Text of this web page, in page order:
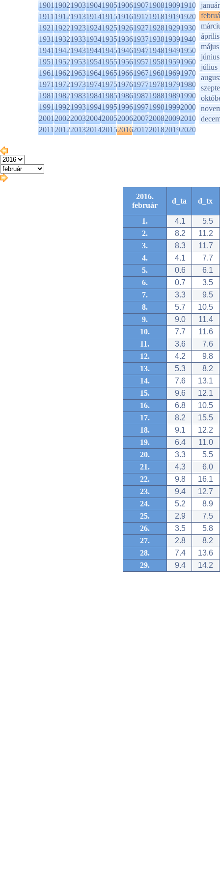
1901190219031904190519061907190819091910
1911191219131914191519161917191819191920
1921192219231924192519261927192819291930
1931193219331934193519361937193819391940
1941194219431944194519461947194819491950
1951195219531954195519561957195819591960
1961196219631964196519661967196819691970
1971197219731974197519761977197819791980
1981198219831984198519861987198819891990
1991199219931994199519961997199819992000
2001200220032004200520062007200820092010
2011201220132014201520162017201820192020
január
április
május
június
július
2016.
február
d_ta d_tx
1. 4.1
5.5
2.
8.2
11.2
3.
8.3
11.7
4.
4.1
7.7
5.
0.6
6.1
6.
0.7
3.5
7.
3.3
9.5
8.
5.7
10.5
9.
9.0
11.4
10.
7.7
11.6
11.
3.6
7.6
12.
4.2
9.8
13.
5.3
8.2
14.
7.6
13.1
15.
9.6
12.1
16.
6.8
10.5
17.
8.2
15.5
18.
9.1
12.2
19.
6.4
11.0
20.
3.3
5.5
21.
4.3
6.0
22.
9.8
16.1
23.
9.4
12.7
24.
5.2
8.9
25.
2.9
7.5
26.
3.5
5.8
27.
2.8
8.2
28.
7.4
13.6
29.
9.4 14.2